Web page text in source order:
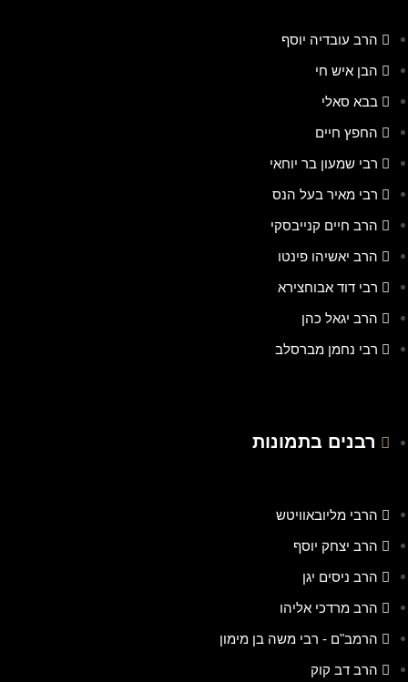
הרב עובדיה יוסף
הבן איש חי
בבא סאלי
החפץ חיים
רבי שמעון בר יוחאי
רבי מאיר בעל הנס
הרב חיים קנייבסקי
הרב יאשיהו פינטו
רבי דוד אבוחצירא
הרב יגאל כהן
רבי נחמן מברסלב
רבנים בתמונות
הרבי מליובאוויטש
הרב יצחק יוסף
הרב ניסים יגן
הרב מרדכי אליהו
הרמב"ם - רבי משה בן מימון
הרב דב קוק